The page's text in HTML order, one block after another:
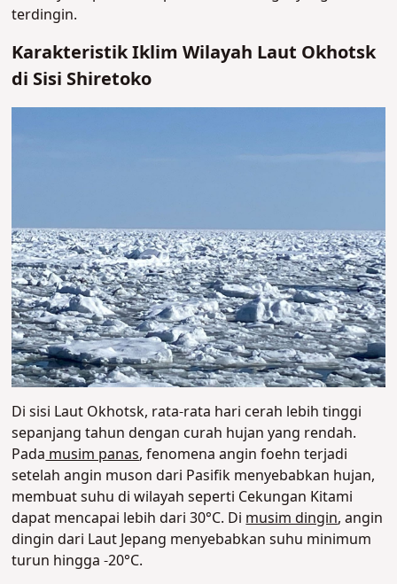
terdingin.
Karakteristik Iklim Wilayah Laut Okhotsk
di Sisi Shiretoko
Di sisi Laut Okhotsk, rata-rata hari cerah lebih tinggi
sepanjang tahun dengan curah hujan yang rendah.
Pada musim panas, fenomena angin foehn terjadi
setelah angin muson dari Pasifik menyebabkan hujan,
membuat suhu di wilayah seperti Cekungan Kitami
dapat mencapai lebih dari 30°C. Di musim dingin, angin
dingin dari Laut Jepang menyebabkan suhu minimum
turun hingga -20°C.